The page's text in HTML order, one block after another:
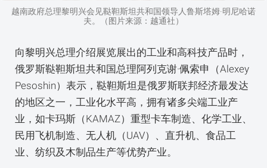
越南政府总理黎明兴会见鞑靼斯坦共和国领导人鲁斯塔姆·明尼哈诺
夫。（图片来源：越通社）
向黎明兴总理介绍展览展出的工业和高科技产品时，
俄罗斯鞑靼斯坦共和国总理阿列克谢·佩索申（Alexey
Pesoshin）表示，鞑靼斯坦是俄罗斯联邦经济最发达
的地区之一，工业化水平高，拥有诸多尖端工业产
业，如卡玛斯（KAMAZ）重型卡车制造、化学工业、
民用飞机制造、无人机（UAV）、直升机、食品工
业、纺织及木制品生产等优势产业。